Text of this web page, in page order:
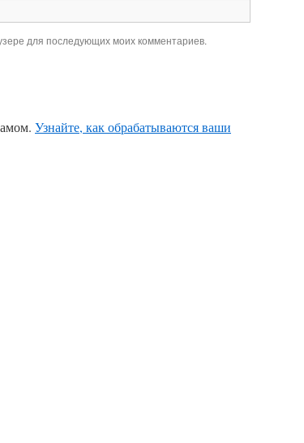
для последующих моих комментариев.
Узнайте, как обрабатываются ваши